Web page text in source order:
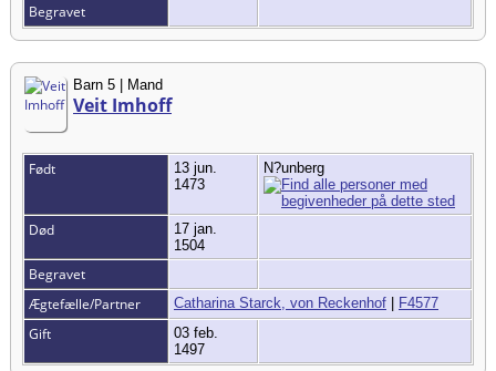
Begravet
Barn 5 | Mand
Veit Imhoff
Født
13 jun.
1473
N?unberg
Død
17 jan.
1504
Begravet
Ægtefælle/Partner
Catharina Starck, von Reckenhof | F4577
Gift
03 feb.
1497